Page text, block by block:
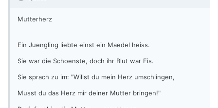
Mutterherz
Ein Juengling liebte einst ein Maedel heiss.
Sie war die Schoenste, doch ihr Blut war Eis.
Sie sprach zu im: "Willst du mein Herz umschlingen,
Musst du das Herz mir deiner Mutter bringen!"